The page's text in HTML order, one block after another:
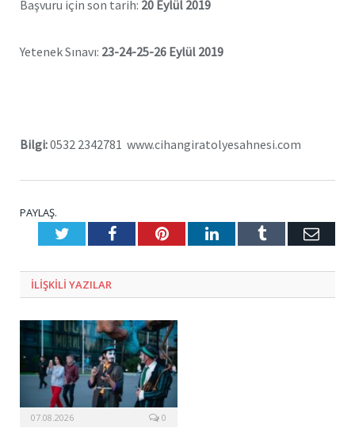
Başvuru için son tarih: 20 Eylül 2019
Yetenek Sınavı: 23-24-25-26 Eylül 2019
Bilgi:0532 2342781 www.cihangiratolyesahnesi.com
PAYLAŞ.
TwitterFacebookPinterestLinkedInTumblr E-
ILIŞKILI YAZILAR
07.08.2026 0